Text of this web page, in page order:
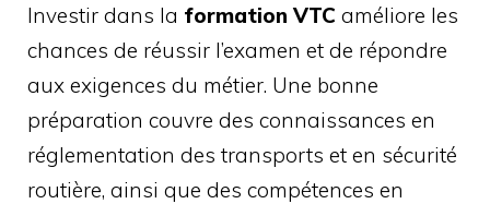
Investir dans la formation VTC améliore les
chances de réussir l’examen et de répondre
aux exigences du métier. Une bonne
préparation couvre des connaissances en
réglementation des transports et en sécurité
routière, ainsi que des compétences en